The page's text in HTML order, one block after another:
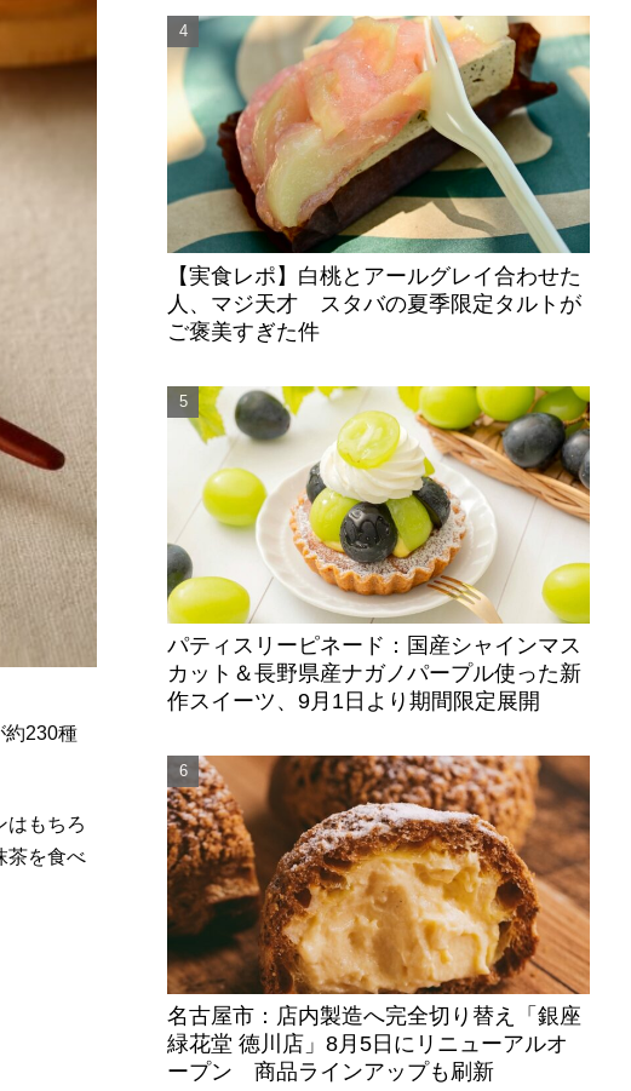
約230種
はもちろ
茶を食べ
【実食レポ】白桃とアールグレイ合わせた
人、マジ天才 スタバの夏季限定タルトが
ご褒美すぎた件
パティスリーピネード：国産シャインマス
カット＆長野県産ナガノパープル使った新
作スイーツ、9月1日より期間限定展開
名古屋市：店内製造へ完全切り替え「銀座
緑花堂 徳川店」8月5日にリニューアルオ
ープン 商品ラインアップも刷新